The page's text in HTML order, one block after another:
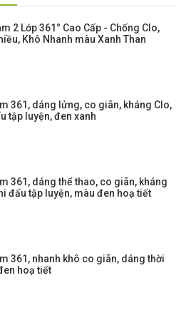
2 Lớp 361° Cao Cấp - Chống Clo,
Khô Nhanh màu Xanh Than
361, dáng lửng, co giãn, kháng Clo,
tập luyện, đen xanh
361, dáng thể thao, co giãn, kháng
đấu tập luyện, màu đen hoạ tiết
361, nhanh khô co giãn, dáng thời
hoạ tiết